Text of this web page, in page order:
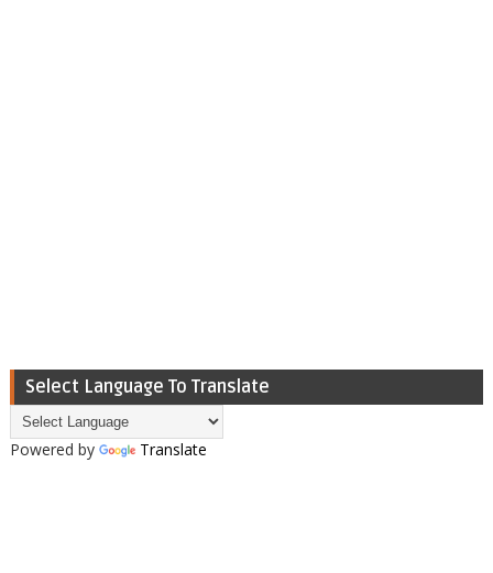
Select Language To Translate
Powered by Translate